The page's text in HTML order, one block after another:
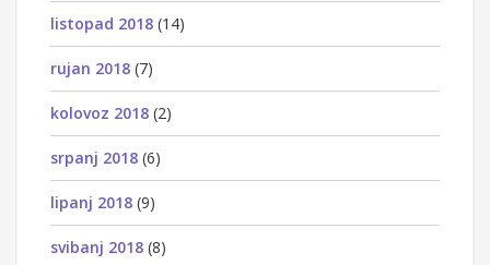
listopad 2018 (14)
rujan 2018 (7)
kolovoz 2018 (2)
srpanj 2018 (6)
lipanj 2018 (9)
svibanj 2018 (8)